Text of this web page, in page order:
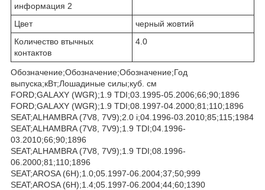
информация 2
Цвет
черный жовтий
Количество втычных
контактов
4.0
Обозначение;Обозначение;Обозначение;Год
выпуска;кВт;Лошадиные силы;куб. см
FORD;GALAXY (WGR);1.9 TDI;03.1995-05.2006;66;90;1896
FORD;GALAXY (WGR);1.9 TDI;08.1997-04.2000;81;110;1896
SEAT;ALHAMBRA (7V8, 7V9);2.0 i;04.1996-03.2010;85;115;1984
SEAT;ALHAMBRA (7V8, 7V9);1.9 TDI;04.1996-
03.2010;66;90;1896
SEAT;ALHAMBRA (7V8, 7V9);1.9 TDI;08.1996-
06.2000;81;110;1896
SEAT;AROSA (6H);1.0;05.1997-06.2004;37;50;999
SEAT;AROSA (6H);1.4;05.1997-06.2004;44;60;1390